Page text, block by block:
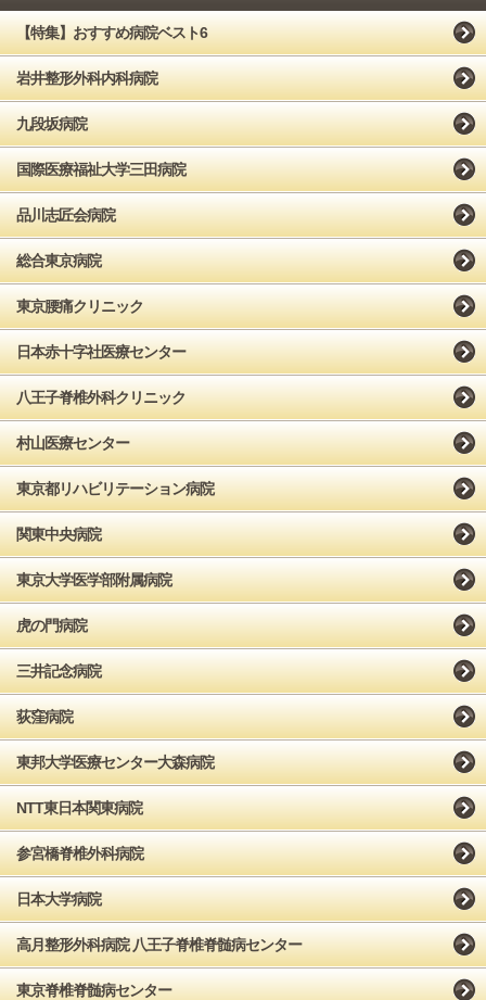
【特集】おすすめ病院ベスト6
岩井整形外科内科病院
九段坂病院
国際医療福祉大学三田病院
品川志匠会病院
総合東京病院
東京腰痛クリニック
日本赤十字社医療センター
八王子脊椎外科クリニック
村山医療センター
東京都リハビリテーション病院
関東中央病院
東京大学医学部附属病院
虎の門病院
三井記念病院
荻窪病院
東邦大学医療センター大森病院
NTT東日本関東病院
参宮橋脊椎外科病院
日本大学病院
高月整形外科病院 八王子脊椎脊髄病センター
東京脊椎脊髄病センター